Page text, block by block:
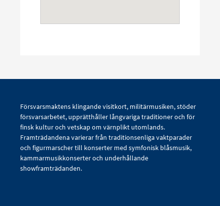
Försvarsmaktens klingande visitkort, militärmusiken, stöder
försvarsarbetet, upprätthåller långvariga traditioner och för
finsk kultur och vetskap om värnplikt utomlands.
Framträdandena varierar från traditionsenliga vaktparader
och figurmarscher till konserter med symfonisk blåsmusik,
kammarmusikkonserter och underhållande
showframträdanden.